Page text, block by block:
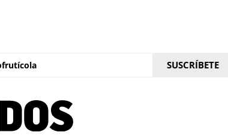
SUSCRÍBETE